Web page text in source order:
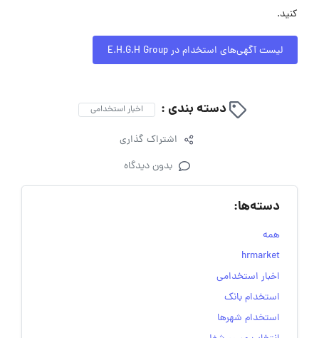
کنید.
لیست آگهی‌های استخدام در E.H.G.H Group
دسته بندی : اخبار استخدامی
اشتراک گذاری
بدون دیدگاه
دسته‌ها:
همه
hrmarket
اخبار استخدامی
استخدام بانک
استخدام شهرها